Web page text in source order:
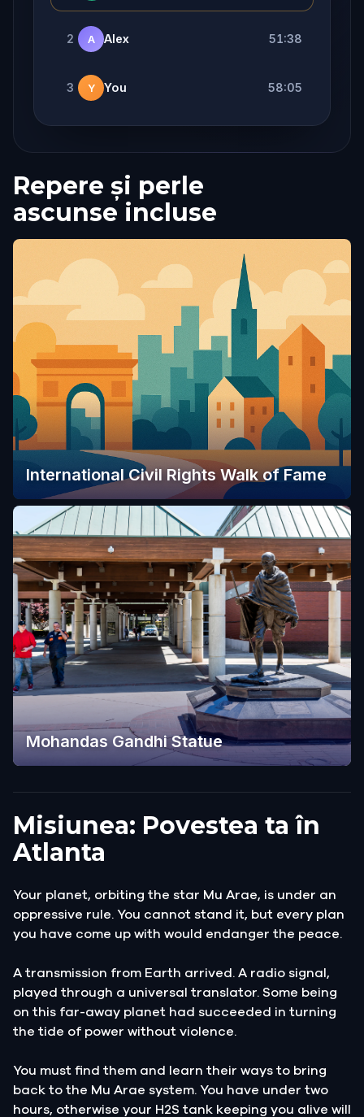
2 A Alex 51:38
3 Y You 58:05
Repere și perle
ascunse incluse
International Civil Rights Walk of Fame
Mohandas Gandhi Statue
Misiunea: Povestea ta în
Atlanta
Your planet, orbiting the star Mu Arae, is under an
oppressive rule. You cannot stand it, but every plan
you have come up with would endanger the peace.
A transmission from Earth arrived. A radio signal,
played through a universal translator. Some being
on this far-away planet had succeeded in turning
the tide of power without violence.
You must find them and learn their ways to bring
back to the Mu Arae system. You have under two
hours, otherwise your H2S tank keeping you alive will